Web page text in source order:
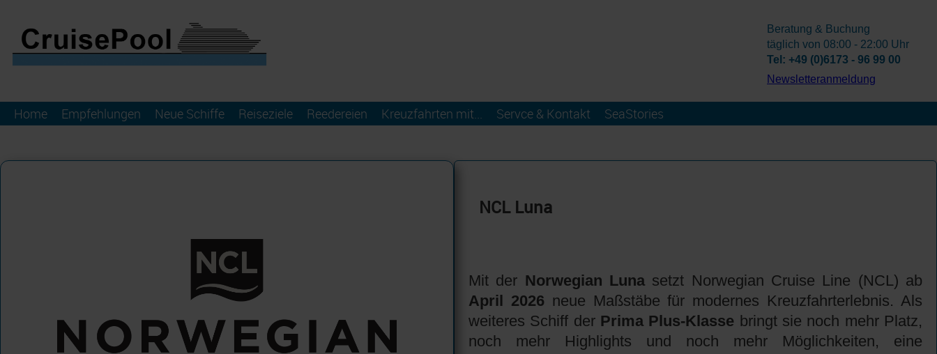
Home Empfehlungen Neue Schiffe Reiseziele Reedereien Kreuzfahrten mit... Servce & Kontakt SeaStories
Beratung & Buchung
täglich von 08:00 - 22:00 Uhr
Tel: +49 (0)6173 - 96 99 00
­Newsletteranmeldung
NCL Luna
Mit der Norwegian Luna setzt Norwegian Cruise Line (NCL) ab
April 2026 neue Maßstäbe für modernes Kreuzfahrterlebnis. Als
weiteres Schiff der Prima Plus-Klasse bringt sie noch mehr Platz,
noch mehr Highlights und noch mehr Möglichkeiten, eine